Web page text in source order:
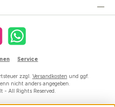
WhatsApp
Service
zzgl. Versandkosten und ggf.
nicht anders angegeben.
- All Rights Reserved.